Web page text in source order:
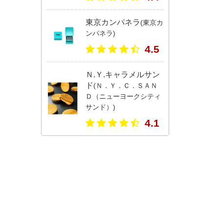
東京カンパネラ (東京カ
ンパネラ)
4.5
Ｎ.Ｙ.キャラメルサン
ド (Ｎ．Ｙ．Ｃ．ＳＡＮ
Ｄ（ニューヨークシティ
サンド）)
4.1